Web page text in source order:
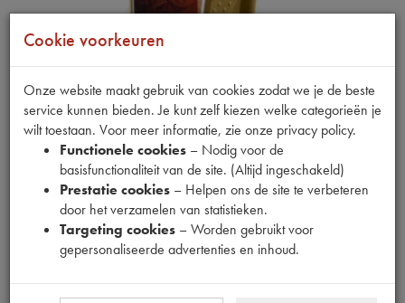
Productnummer
1910141
Prijs
18,65 (€ 15,41excl. btw)
Dit product kan op dit moment niet besteld worden
Cookie voorkeuren
Onze website maakt gebruik van cookies zodat we je de beste
service kunnen bieden. Je kunt zelf kiezen welke categorieën je
wilt toestaan. Voor meer informatie, zie onze privacy policy.
Functionele cookies – Nodig voor de
basisfunctionaliteit van de site. (Altijd ingeschakeld)
Prestatie cookies – Helpen ons de site te verbeteren
door het verzamelen van statistieken.
Targeting cookies – Worden gebruikt voor
gepersonaliseerde advertenties en inhoud.